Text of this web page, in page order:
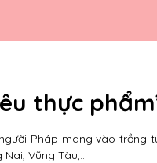
thực
Pháp mang vào trồng
Vũng Tàu,…